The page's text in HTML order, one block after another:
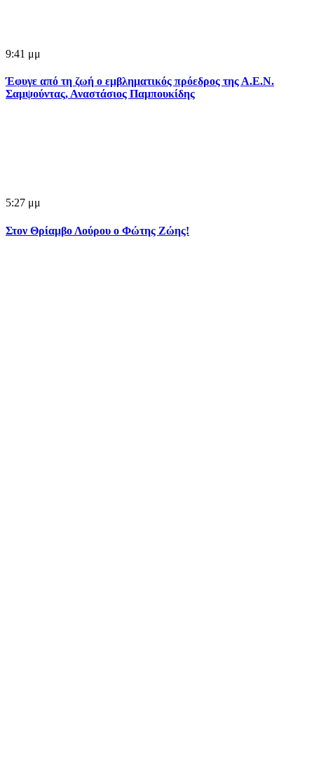
9:41 μμ
Έφυγε από τη ζωή ο εμβληματικός πρόεδρος της Α.Ε.Ν.
Σαμψούντας, Αναστάσιος Παμπουκίδης
5:27 μμ
Στον Θρίαμβο Λούρου ο Φώτης Ζώης!